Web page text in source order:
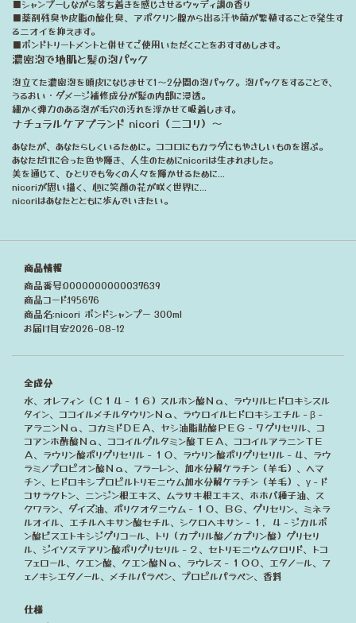
■シャンプーしながら落ち着きを感じさせるウッディ調の香り
■薬剤残臭や皮脂の酸化臭、アポクリン腺から出る汗や菌が繁殖することで発生す
るニオイを抑えます。
■ボンドトリートメントと併せてご使用いただくことをおすすめします。
濃密泡で地肌と髪の泡パック
泡立てた濃密泡を頭皮になじませて1～2分間の泡パック。泡パックをすることで、
うるおい・ダメージ補修成分が髪の内部に浸透。
細かく弾力のある泡が毛穴の汚れを浮かせて吸着します。
ナチュラルケアブランド nicori（ニコリ）～
あなたが、あなたらしくいるために。ココロにもカラダにもやさしいものを選ぶ。
あなただけに合った色や輝き、人生のためにnicoriは生まれました。
美を通じて、ひとりでも多くの人々を輝かせるために...
nicoriが思い描く、心に笑顔の花が咲く世界に...
nicoriはあなたとともに歩んでいきたい。
商品情報
商品番号:0000000000037639
商品コード:195676
商品名:nicori ボンドシャンプー 300ml
お届け目安:2026-08-12
全成分
水、オレフィン（Ｃ１４－１６）スルホン酸Ｎａ、ラウリルヒドロキシスル
タイン、ココイルメチルタウリンＮａ、ラウロイルヒドロキシエチル－β－
アラニンＮａ、コカミドＤＥＡ、ヤシ油脂肪酸ＰＥＧ－７グリセリル、コ
コアンホ酢酸Ｎａ、ココイルグルタミン酸ＴＥＡ、ココイルアラニンＴＥ
Ａ、ラウリン酸ポリグリセリル－１０、ラウリン酸ポリグリセリル－４、ラウ
ラミノプロピオン酸Ｎａ、フラーレン、加水分解ケラチン（羊毛）、ヘマ
チン、ヒドロキシプロピルトリモニウム加水分解ケラチン（羊毛）、γ－ド
コサラクトン、ニンジン根エキス、ムラサキ根エキス、ホホバ種子油、ス
クワラン、ダイズ油、ポリクオタニウム－１０、ＢＧ、グリセリン、ミネラ
ルオイル、エチルヘキサン酸セチル、シクロヘキサン－１，４－ジカルボ
ン酸ビスエトキシジグリコール、トリ（カプリル酸／カプリン酸）グリセリ
ル、ジイソステアリン酸ポリグリセリル－２、セトリモニウムクロリド、トコ
フェロール、クエン酸、クエン酸Ｎａ、ラウレス－１００、エタノール、フ
ェノキシエタノール、メチルパラベン、プロピルパラベン、香料
仕様